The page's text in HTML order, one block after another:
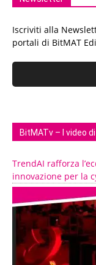
Iscriviti alla
portali di BitMAT
BitMATv – I video
TrendAI rafforza
innovazione per la